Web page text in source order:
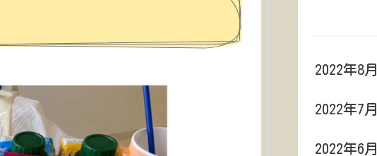
2022年8月
2022年7月
2022年6月